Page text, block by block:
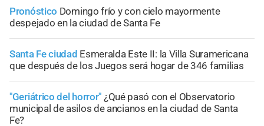
Pronóstico Domingo frío y con cielo mayormente
despejado en la ciudad de Santa Fe
Santa Fe ciudad Esmeralda Este II: la Villa Suramericana
que después de los Juegos será hogar de 346 familias
"Geriátrico del horror" ¿Qué pasó con el Observatorio
municipal de asilos de ancianos en la ciudad de Santa
Fe?